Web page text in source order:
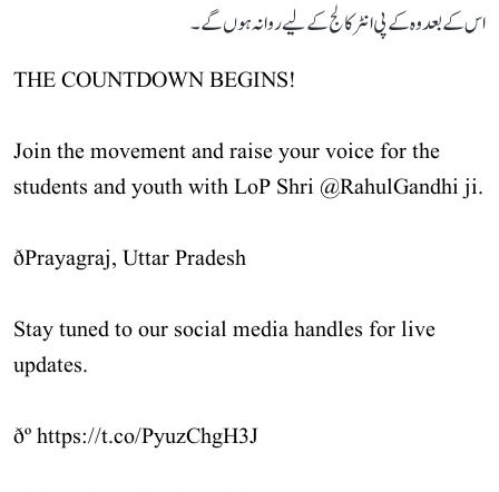
اس کے بعد وہ کے پی انٹر کالج کے لیے روانہ ہوں گے۔
THE COUNTDOWN BEGINS!
Join the movement and raise your voice for the
students and youth with LoP Shri @RahulGandhiji.
ðPrayagraj, Uttar Pradesh
Stay tuned to our social media handles for live
updates.
ðºhttps://t.co/PyuzChgH3J